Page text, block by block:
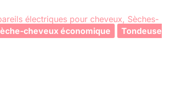
électriques pour cheveux, Sèches-
cheveux économique
Tondeuse